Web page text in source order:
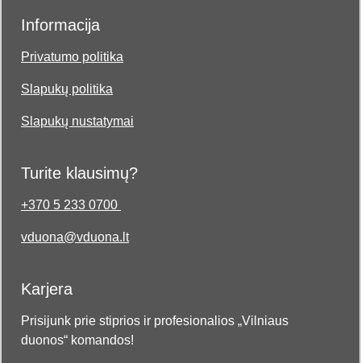
Informacija
Privatumo politika
Slapukų politika
Slapukų nustatymai
Turite klausimų?
+370 5 233 0700
vduona@vduona.lt
Karjera
Prisijunk prie stiprios ir profesionalios „Vilniaus
duonos“ komandos!